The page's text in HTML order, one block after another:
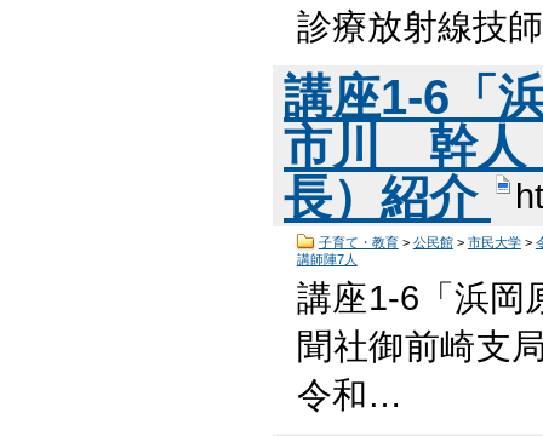
診療放射線技
講座1-6「
市川 幹人
長）紹介
子育て・教育> 公民館> 市民大学>
講師陣7人
講座1-6「浜
聞社御前崎支
令和…